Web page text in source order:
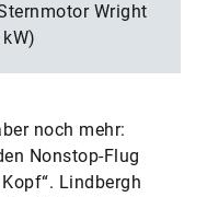
Wright
noch mehr:
Nonstop-Flug
Lindbergh